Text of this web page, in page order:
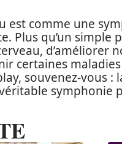
est comme une
Plus qu’un simple
d’améliorer
certaines
souvenez-vous :
symphonie